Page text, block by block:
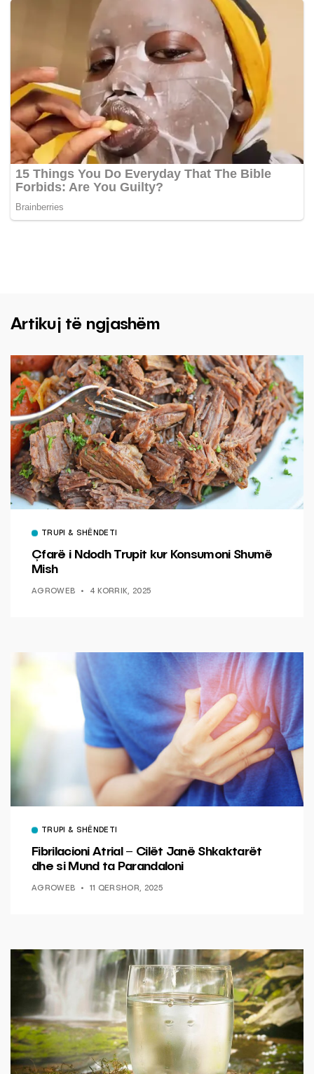
Artikuj të ngjashëm
TRUPI & SHËNDETI
Çfarë i Ndodh Trupit kur Konsumoni Shumë
Mish
AGROWEB 4 KORRIK, 2025
TRUPI & SHËNDETI
Fibrilacioni Atrial – Cilët Janë Shkaktarët
dhe si Mund ta Parandaloni
AGROWEB 11 QERSHOR, 2025